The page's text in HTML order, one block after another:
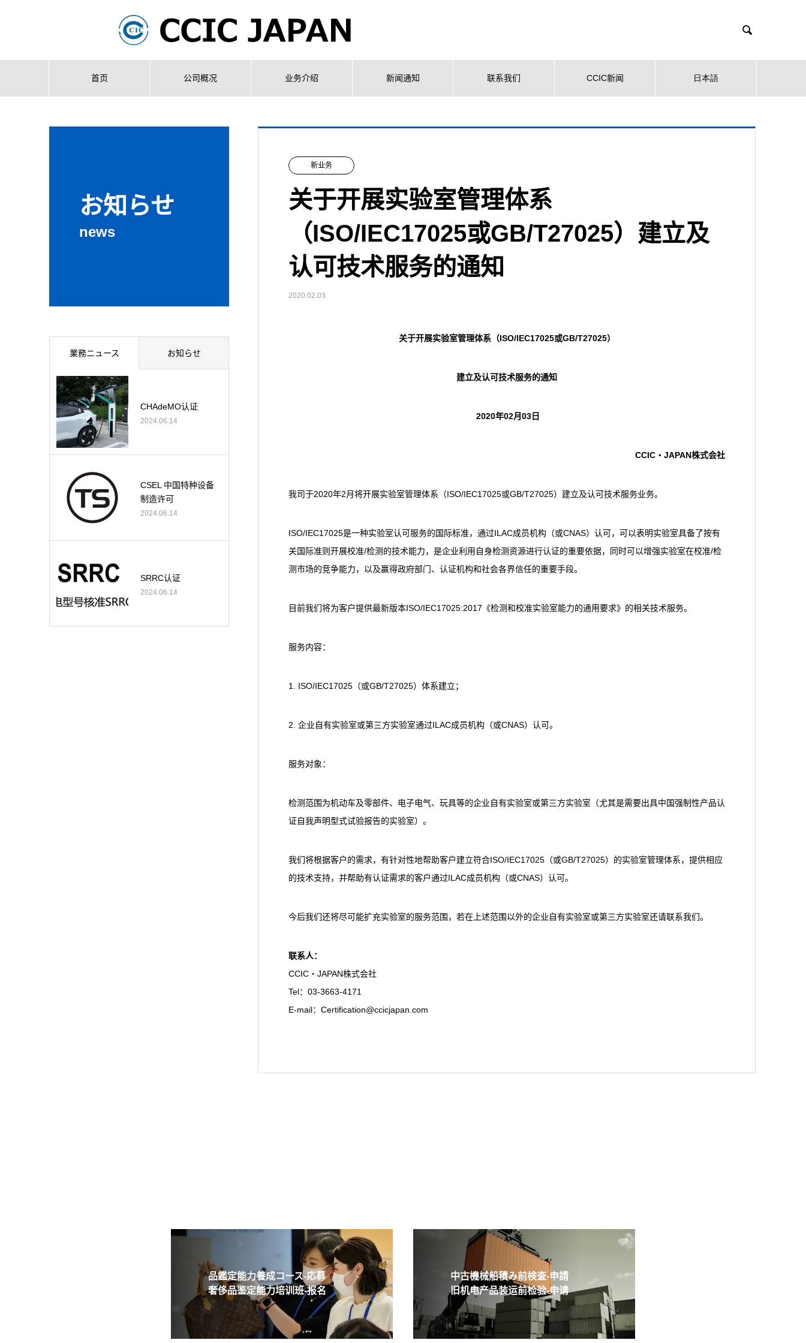

首页 公司概况 业务介绍 新闻通知 联系我们 CCIC新闻 日本語
お知らせ
news
新业务
关于开展实验室管理体系
（ISO/IEC17025或GB/T27025）建立及
认可技术服务的通知
2020.02.03
关于开展实验室管理体系（ISO/IEC17025或GB/T27025）
建立及认可技术服务的通知
2020年02月03 日
CCIC ・ JAPAN株式会社
我司于2020年2月将开展实验室管理体系（ISO/IEC17025或GB/T27025）建立及认可技术服务业务。
ISO/IEC17025是一种实验室认可服务的国际标准，通过ILAC成员机构（或CNAS）认可，可以表明实验室具备了按有
关国际准则开展校准/检测的技术能力，是企业利用自身检测资源进行认证的重要依据，同时可以增强实验室在校准/检
测市场的竞争能力，以及赢得政府部门、认证机构和社会各界信任的重要手段。
目前我们将为客户提供最新版本ISO/IEC17025:2017《检测和校准实验室能力的通用要求》的相关技术服务。
服务内容：
1. ISO/IEC17025（或GB/T27025）体系建立；
2. 企业自有实验室或第三方实验室通过ILAC成员机构（或CNAS）认可。
服务对象：
检测范围为机动车及零部件、电子电气、玩具等的企业自有实验室或第三方实验室（尤其是需要出具中国强制性产品认
证自我声明型式试验报告的实验室）。
我们将根据客户的需求，有针对性地帮助客户建立符合ISO/IEC17025（或GB/T27025）的实验室管理体系，提供相应
的技术支持，并帮助有认证需求的客户通过ILAC成员机构（或CNAS）认可。
今后我们还将尽可能扩充实验室的服务范围，若在上述范围以外的企业自有实验室或第三方实验室还请联系我们。
联系人：
CCIC・JAPAN株式会社
Tel：03-3663-4171
E-mail：Certification@ccicjapan.com
業務ニュース お知らせ
CHAdeMO认证
2024.06.14
CSEL 中国特种设备
制造许可
2024.06.14
SRRC认证
2024.06.14
品鑑定能力養成コース-応募
奢侈品鉴定能力培训班-报名
中古機械船積み前検査-申請
旧机电产品装运前检验-申请